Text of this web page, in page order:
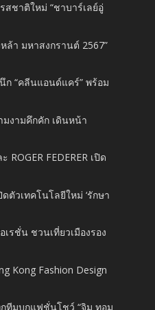
สชาติใหม่ “ชาบาร์เลย์อู่
ล้า มหาสงกรานต์ 2567”
ก “คลีนแอนด์แคร์” พร้อม
งามคึกคัก เดินหน้า
ROGER FEDERER เปิด
ตัวเทคโนโลยีใหม่ ‘รักษา
รชั่น ชวนเที่ยวเมืองรอง
Kong Fashion Design
ทีมบุกแฟชั่นโชว์ “จิม ทอม